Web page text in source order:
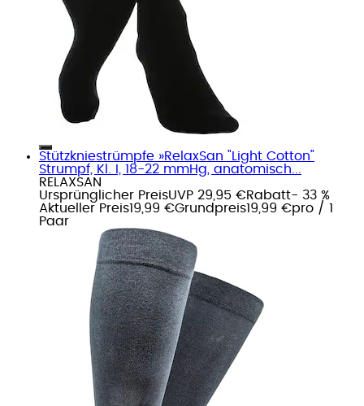
Stützkniestrümpfe »RelaxSan "Light Cotton"
Strumpf, Kl. I, 18-22 mmHg, anatomisch...
RELAXSAN
Ursprünglicher PreisUVP 29,95 €Rabatt- 33 %
Aktueller Preis19,99 €Grundpreis19,99 €pro / 1
Paar